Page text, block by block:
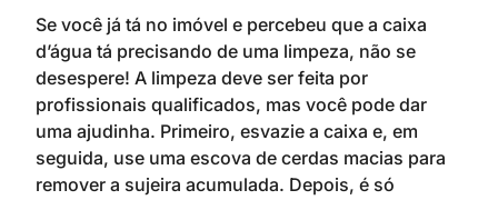
Se você já tá no imóvel e percebeu que a caixa
d’água tá precisando de uma limpeza, não se
desespere! A limpeza deve ser feita por
profissionais qualificados, mas você pode dar
uma ajudinha. Primeiro, esvazie a caixa e, em
seguida, use uma escova de cerdas macias para
remover a sujeira acumulada. Depois, é só